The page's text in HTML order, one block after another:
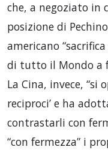
che, a negoziato in
posizione di
americano
di tutto il Mondo a
La Cina, invece, “si
reciproci’ e ha
contrastarli con
“con fermezza” i